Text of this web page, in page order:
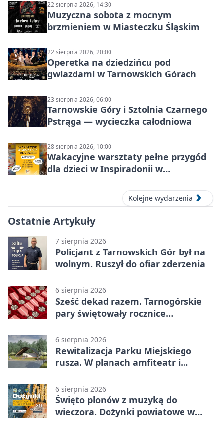
22 sierpnia 2026, 14:30
Muzyczna sobota z mocnym
brzmieniem w Miasteczku Śląskim
22 sierpnia 2026, 20:00
Operetka na dziedzińcu pod
gwiazdami w Tarnowskich Górach
23 sierpnia 2026, 06:00
Tarnowskie Góry i Sztolnia Czarnego
Pstrąga — wycieczka całodniowa
28 sierpnia 2026, 10:00
Wakacyjne warsztaty pełne przygód
dla dzieci w Inspiradonii w
Kolejne wydarzenia
Ostatnie Artykuły
7 sierpnia 2026
Policjant z Tarnowskich Gór był na
wolnym. Ruszył do ofiar zderzenia
6 sierpnia 2026
Sześć dekad razem. Tarnogórskie
pary świętowały rocznice
6 sierpnia 2026
Rewitalizacja Parku Miejskiego
rusza. W planach amfiteatr i
6 sierpnia 2026
Święto plonów z muzyką do
wieczora. Dożynki powiatowe w